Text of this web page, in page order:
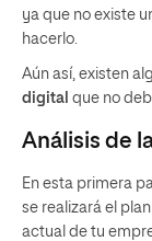
ya que no existe
hacerlo.
Aún así, existen
digital que no
Análisis de
En esta primera
se realizará el
actual de tu